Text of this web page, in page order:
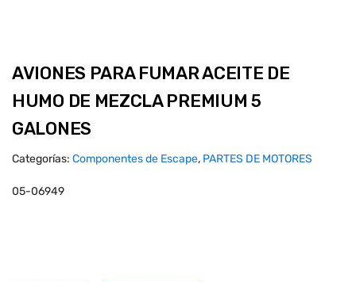
AVIONES PARA FUMAR ACEITE DE
HUMO DE MEZCLA PREMIUM 5
GALONES
Categorías: Componentes de Escape, PARTES DE MOTORES
05-06949